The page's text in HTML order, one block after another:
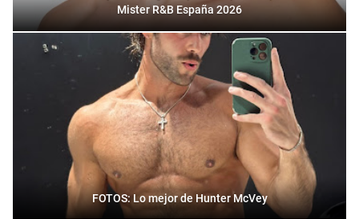
Mister R&B España 2026
FOTOS: Lo mejor de Hunter McVey